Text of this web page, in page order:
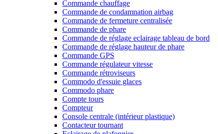
Commande chauffage
Commande de condamnation airbag
Commande de fermeture centralisée
Commande de phare
Commande de réglage eclairage tableau de bord
Commande de réglage hauteur de phare
Commande GPS
Commande régulateur vitesse
Commande rétroviseurs
Commodo d'essuie glaces
Commodo phare
Compte tours
Compteur
Console centrale (intérieur plastique)
Contacteur tournant